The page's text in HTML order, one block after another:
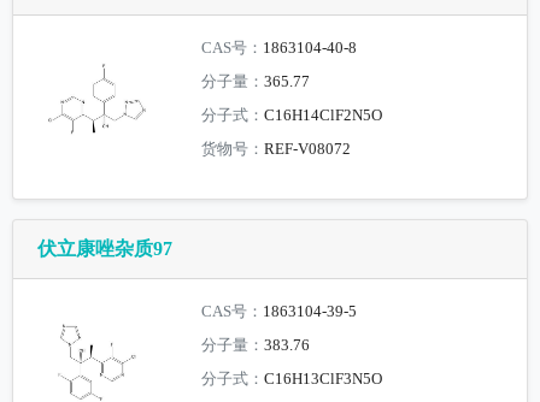
CAS号： 1863104-40-8
分子量：365.77
分子式：C16H14ClF2N5O
货物号：REF-V08072
伏立康唑杂质97
CAS号： 1863104-39-5
分子量：383.76
分子式：C16H13ClF3N5O